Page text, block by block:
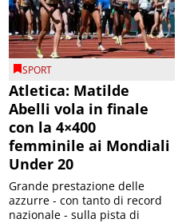
SPORT
Atletica: Matilde
Abelli vola in finale
con la 4×400
femminile ai Mondiali
Under 20
Grande prestazione delle
azzurre - con tanto di record
nazionale - sulla pista di